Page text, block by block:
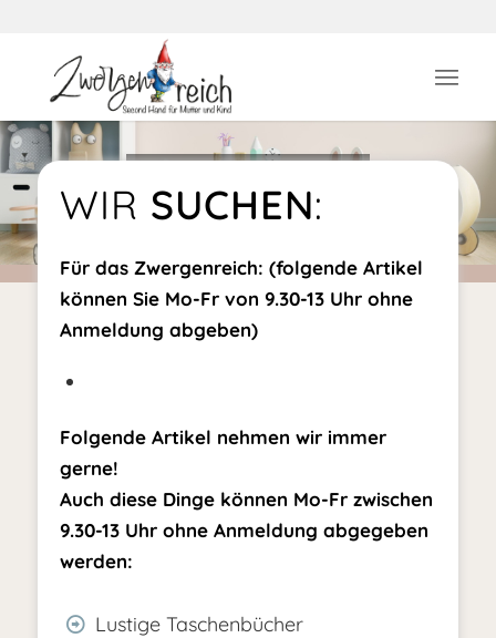
Wann darf ich etwas mit und ohne Termin mitbringen?
WIR SUCHEN:
Für das Zwergenreich: (folgende Artikel
können Sie Mo-Fr von 9.30-13 Uhr ohne
Anmeldung abgeben)
Folgende Artikel nehmen wir immer
gerne!
Auch diese Dinge können Mo-Fr zwischen
9.30-13 Uhr ohne Anmeldung abgegeben
werden:
Lustige Taschenbücher